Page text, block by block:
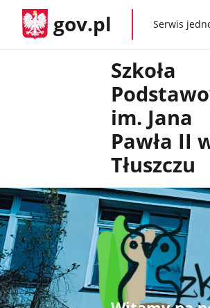
gov.pl gov.plSerwis
Szkoła
im. Jana
Pawła II
Tłuszczu